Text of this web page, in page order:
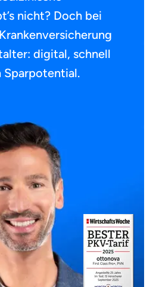
nicht? Doch bei
digital, schnell
Sparpotential.